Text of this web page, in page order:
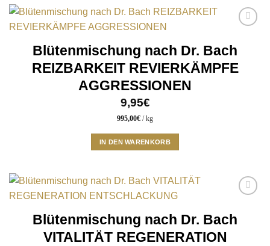
Blütenmischung nach Dr. Bach
REIZBARKEIT REVIERKÄMPFE
AGGRESSIONEN
9,95€
995,00€ /kg
IN DEN WARENKORB
Blütenmischung nach Dr. Bach
VITALITÄT REGENERATION